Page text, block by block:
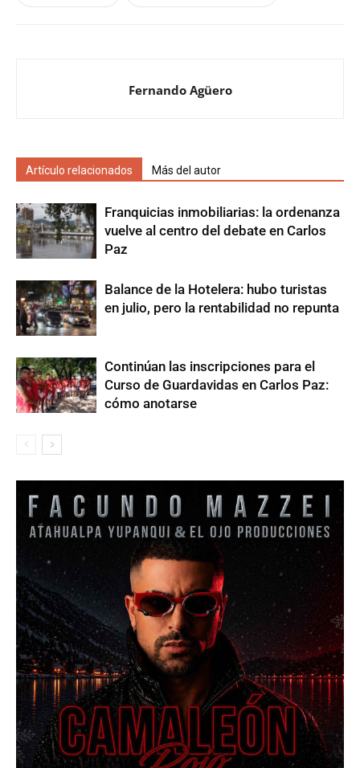
Fernando Agüero
Artículo relacionados Más del autor
Franquicias inmobiliarias: la ordenanza
vuelve al centro del debate en Carlos
Paz
Balance de la Hotelera: hubo turistas
en julio, pero la rentabilidad no repunta
Continúan las inscripciones para el
Curso de Guardavidas en Carlos Paz:
cómo anotarse